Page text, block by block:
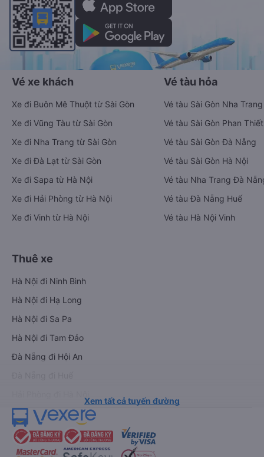
Vé xe khách
Xe đi Buôn Mê Thuột từ Sài Gòn
Xe đi Vũng Tàu từ Sài Gòn
Xe đi Nha Trang từ Sài Gòn
Xe đi Đà Lạt từ Sài Gòn
Xe đi Sapa từ Hà Nội
Xe đi Hải Phòng từ Hà Nội
Xe đi Vinh từ Hà Nội
Vé tàu hỏa
Vé tàu Sài Gòn Nha Trang
Vé tàu Sài Gòn Phan Thiết
Vé tàu Sài Gòn Đà Nẵng
Vé tàu Sài Gòn Hà Nội
Vé tàu Nha Trang Đà
Vé tàu Đà Nẵng Huế
Vé tàu Hà Nội Vinh
Thuê xe
Hà Nội đi Ninh Bình
Hà Nội đi Hạ Long
Hà Nội đi Sa Pa
Hà Nội đi Tam Đảo
Đà Nẵng đi Hội An
Xem tất cả tuyến đường